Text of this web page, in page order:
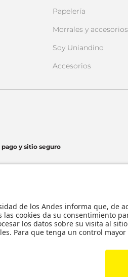
Papelería
Morrales y accesorios
Soy Uniandino
Accesorios
pago y sitio seguro
30 de mayo de 1964.
23 de febrero de 1949 Minjusticia.